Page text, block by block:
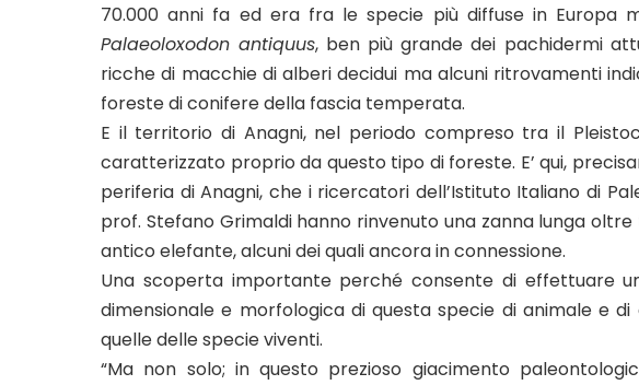
70.000 anni fa ed era fra le specie più diffuse in Europa
Palaeoloxodon antiquus, ben più grande dei pachidermi
ricche di macchie di alberi decidui ma alcuni ritrovamenti
foreste di conifere della fascia temperata.
E il territorio di Anagni, nel periodo compreso tra il
caratterizzato proprio da questo tipo di foreste. E’ qui,
periferia di Anagni, che i ricercatori dell’Istituto Italiano di
prof. Stefano Grimaldi hanno rinvenuto una zanna lunga
antico elefante, alcuni dei quali ancora in connessione.
Una scoperta importante perché consente di effettuare
dimensionale e morfologica di questa specie di animale e
quelle delle specie viventi.
“Ma non solo; in questo prezioso giacimento